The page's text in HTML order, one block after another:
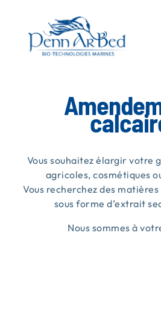
contenu
MATIÈRES PREMIÈRES MARINES
Vous souhaitez élargir votre
agricoles, cosmétiques
Vous recherchez des
sous forme d’extrait
Nous sommes à